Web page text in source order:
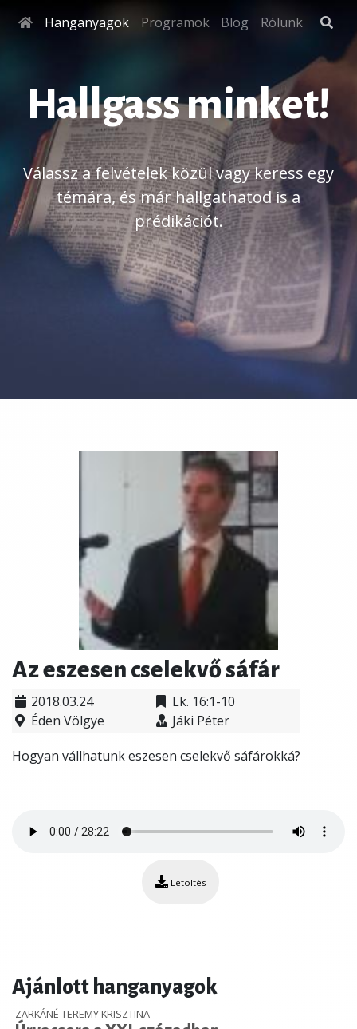
Hanganyagok Programok Blog Rólunk
Hallgass minket!
Válassz a felvételek közül vagy keress egy
témára, és már hallgathatod is a
prédikációt.
Az eszesen cselekvő sáfár
2018.03.24
Éden Völgye
Lk. 16:1-10
Jáki Péter
Hogyan vállhatunk eszesen cselekvő sáfárokká?
Letöltés
Ajánlott hanganyagok
ZARKÁNÉ TEREMY KRISZTINA